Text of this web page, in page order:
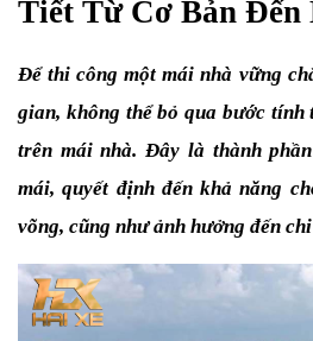
Tiết Từ Cơ Bản Đến
Để thi công một mái nhà vững
gian, không thể bỏ qua bước tính
trên mái nhà. Đây là thành
mái, quyết định đến khả năng
võng, cũng như ảnh hưởng đến